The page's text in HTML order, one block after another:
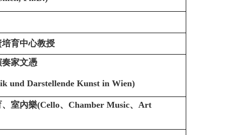
育中心教授
奏家文憑
und Darstellende Kunst in Wien)
室內樂(Cello、Chamber Music、Art